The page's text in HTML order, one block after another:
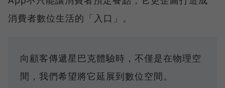
消費者數位生活的「入口」。
向顧客傳遞星巴克體驗時，不僅是在物理空
間，我們希望將它延展到數位空間。